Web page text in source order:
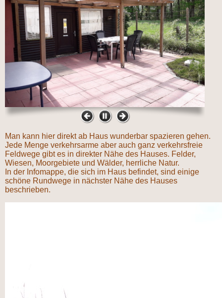
Man kann hier direkt ab Haus wunderbar spazieren gehen.
Jede Menge verkehrsarme aber auch ganz verkehrsfreie
Feldwege gibt es in direkter Nähe des Hauses. Felder,
Wiesen, Moorgebiete und Wälder, herrliche Natur.
In der Infomappe, die sich im Haus befindet, sind einige
schöne Rundwege in nächster Nähe des Hauses
beschrieben.